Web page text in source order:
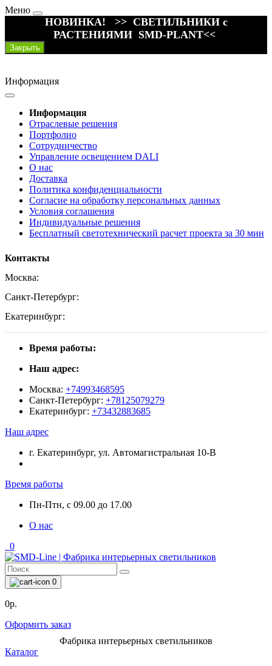
Меню
НОВИНКА! >> СВЕТИЛЬНИКИ с
РАСТЕНИЯМИ SMD-PLANT<<
Закрыть
Информация
Информация
Отраслевые решения
Портфолио
Сотрудничество
Управление освещением DALI
О нас
Доставка
Политика конфиденциальности
Согласие на обработку персональных данных
Условия соглашения
Индивидуальные решения
Бесплатный светотехнический расчет проекта за 30 мин
Контакты
Москва:
Санкт-Петербург:
Екатеринбург:
Время работы:
Наш адрес:
Москва: +74993468595
Санкт-Петербург: +78125079279
Екатеринбург: +73432883685
Наш адрес
г. Екатеринбург, ул. Автомагистральная 10-В
Время работы
Пн-Птн, с 09.00 до 17.00
О нас
0
0
0р.
Оформить заказ
Фабрика интерьерных светильников
Каталог